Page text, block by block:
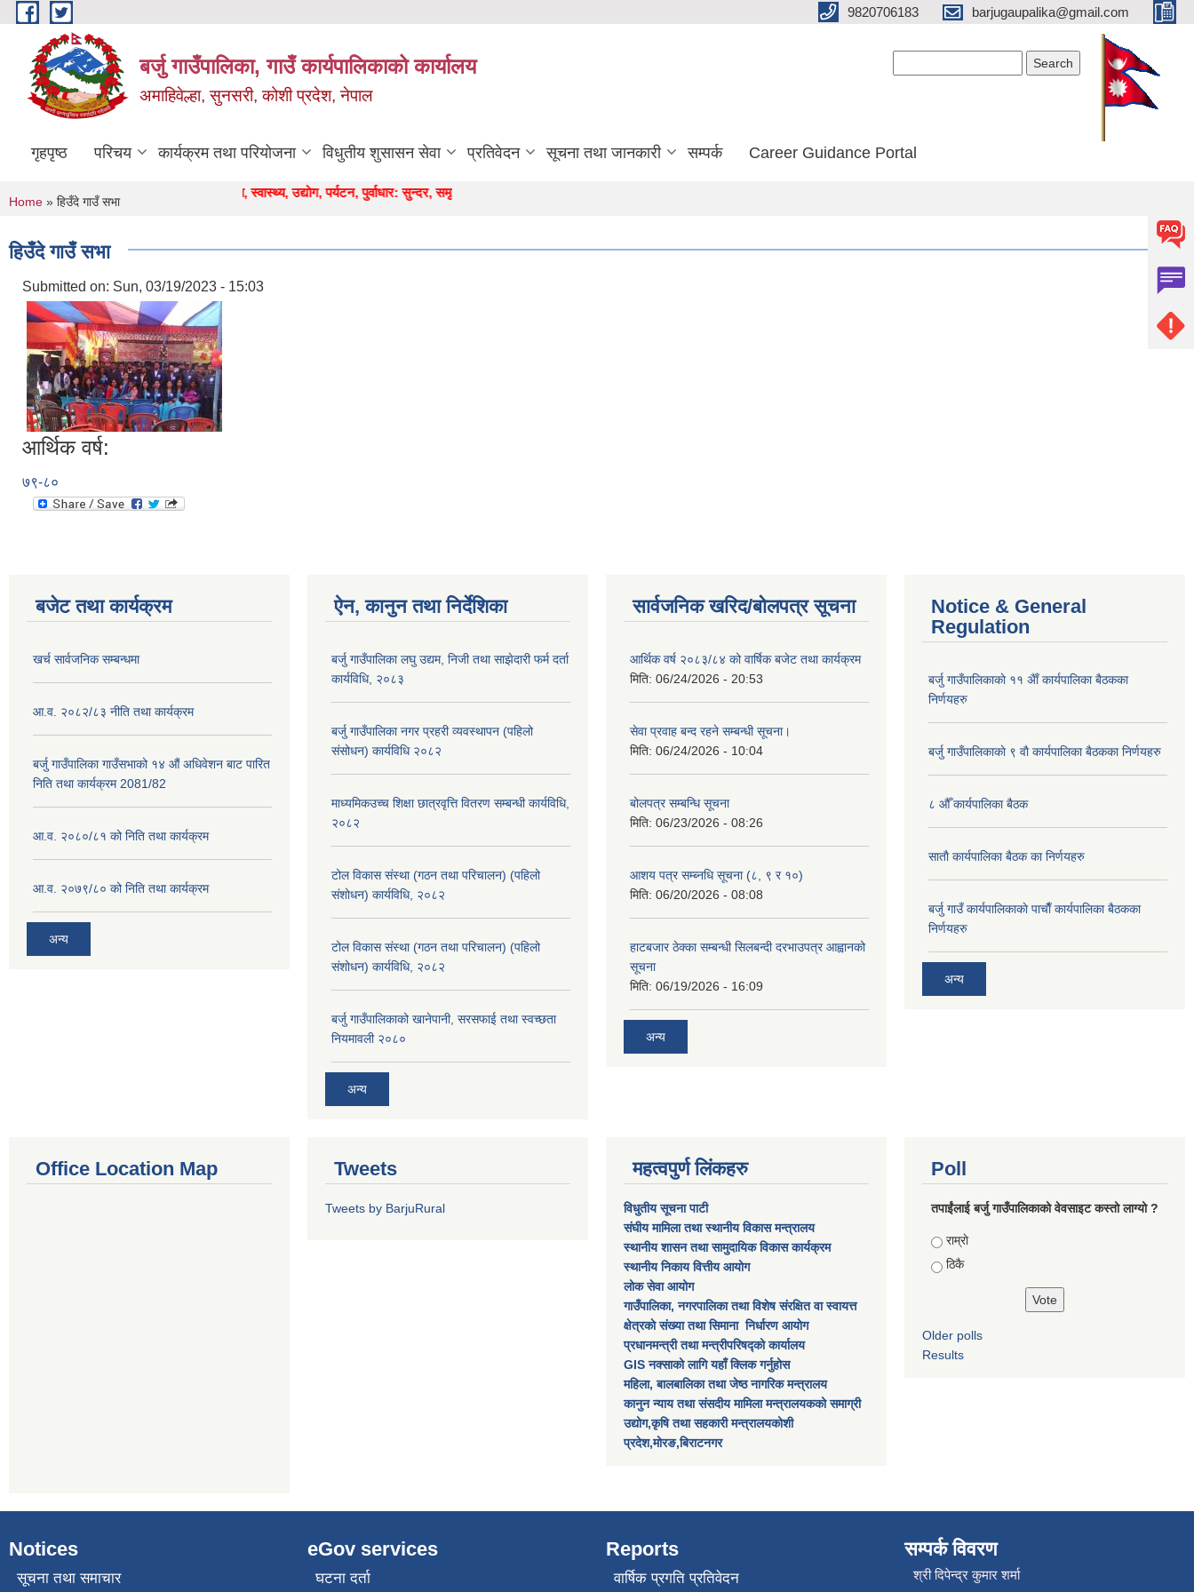
Skip to main content 9820706183 barjugaupalika@gmail.com
बर्जु गाउँपालिका, गाउँ कार्यपालिकाको कार्यालय
अमाहिवेल्हा, सुनसरी, कोशी प्रदेश, नेपाल
गृहपृष्ठ परिचय कार्यक्रम तथा परियोजना विधुतीय शुसासन सेवा प्रतिवेदन सूचना तथा जानकारी सम्पर्क Career Guidance Portal
" कृषि, शिक्षा, स्वास्थ्य, उद्याेग, पर्यटन, पुर्वाधार: सुन्दर, समृद्ध बर्जुकाे अाधार "
You are here
Home » हिउँदे गाउँ सभा
हिउँदे गाउँ सभा
Submitted on: Sun, 03/19/2023 - 15:03
आर्थिक वर्ष:
७९-८०
बजेट तथा कार्यक्रम
खर्च सार्वजनिक सम्बन्धमा
आ.व. २०८२/८३ नीति तथा कार्यक्रम
बर्जु गाउँपालिका गाउँसभाको १४ औं अधिवेशन बाट पारित
निति तथा कार्यक्रम 2081/82
आ.व. २०८०/८१ को निति तथा कार्यक्रम
आ.व. २०७९/८० को निति तथा कार्यक्रम
अन्य
ऐन, कानुन तथा निर्देशिका
बर्जु गाउँपालिका लघु उद्यम, निजी तथा साझेदारी फर्म दर्ता
कार्यविधि, २०८३
बर्जु गाउँपालिका नगर प्रहरी व्यवस्थापन (पहिलो
संसोधन) कार्यविधि २०८२
माध्यमिकउच्च शिक्षा छात्रवृत्ति वितरण सम्बन्धी कार्यविधि,
२०८२
टोल विकास संस्था (गठन तथा परिचालन) (पहिलो
संशोधन) कार्यविधि, २०८२
टोल विकास संस्था (गठन तथा परिचालन) (पहिलो
संशोधन) कार्यविधि, २०८२
बर्जु गाउँपालिकाको खानेपानी, सरसफाई तथा स्वच्छता
नियमावली २०८०
अन्य
सार्वजनिक खरिद/बोलपत्र सूचना
आर्थिक वर्ष २०८३/८४ को वार्षिक बजेट तथा कार्यक्रम
मिति: 06/24/2026 - 20:53
सेवा प्रवाह बन्द रहने सम्बन्धी सूचना।
मिति: 06/24/2026 - 10:04
बोलपत्र सम्बन्धि सूचना
मिति: 06/23/2026 - 08:26
आशय पत्र सम्ब्नधि सूचना (८, ९ र १०)
मिति: 06/20/2026 - 08:08
हाटबजार ठेक्का सम्बन्धी सिलबन्दी दरभाउपत्र आह्वानको
सूचना
मिति: 06/19/2026 - 16:09
अन्य
Notice & General
Regulation
बर्जु गाउँपालिकाकाे ११ अैाँ कार्यपालिका बैठकका
निर्णयहरु
बर्जु गाउँपालिकाकाे ९ वाै‌ कार्यपालिका बैठकका निर्णयहरु
८ औँ कार्यपालिका बैठक
साताै‌ कार्यपालिका बैठक का निर्णयहरु
बर्जु गाउँ कार्यपालिकाकाे पाचाै‌ँ कार्यपालिका बैठकका
निर्णयहरु
अन्य
Office Location Map Tweets
Tweets by BarjuRural
महत्वपुर्ण लिंकहरु
विधुतीय सूचना पाटी
संघीय मामिला तथा स्थानीय विकास मन्त्रालय
स्थानीय शासन तथा सामुदायिक विकास कार्यक्रम
स्थानीय निकाय वित्तीय आयोग
लोक सेवा आयोग
गाउँपालिका, नगरपालिका तथा विशेष स‌ंरक्षित वा स्वायत्त
क्षेत्रकाे स‌ंख्या तथा सिमाना निर्धारण आयाेग
प्रधानमन्त्री तथा मन्त्रीपरिषद्को कार्यालय
GIS नक्साको लागि यहाँ क्लिक गर्नुहोस
महिला, बालबालिका तथा जेष्ठ नागरिक मन्त्रालय
कानुन न्याय तथा संसदीय मामिला मन्त्रालयकको समाग्री
उद्योग,कृषि तथा सहकारी मन्त्रालयकोशी
प्रदेश,मोरङ,बिराटनगर
Poll
तपाईंलाई बर्जु गाउँपालिकाको वेवसाइट कस्तो लाग्यो ?
Choices
राम्राे
ठिकै
Older polls
Results
Notices
सूचना तथा समाचार
eGov services
घटना दर्ता
Reports
वार्षिक प्रगति प्रतिवेदन
सम्पर्क विवरण
श्री दिपेन्द्र कुमार शर्मा